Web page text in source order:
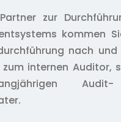
zur
kommen
nach und
internen Auditor,